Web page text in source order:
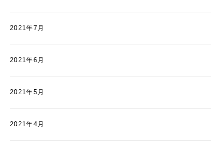
2021年7月
2021年6月
2021年5月
2021年4月